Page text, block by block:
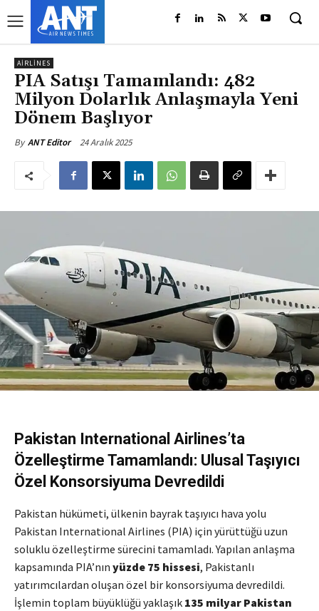
AIRLINES
PIA Satışı Tamamlandı: 482
Milyon Dolarlık Anlaşmayla Yeni
Dönem Başlıyor
By ANT Editor 24 Aralık 2025
Pakistan International Airlines’ta
Özelleştirme Tamamlandı: Ulusal Taşıyıcı
Özel Konsorsiyuma Devredildi
Pakistan hükümeti, ülkenin bayrak taşıyıcı hava yolu
Pakistan International Airlines (PIA) için yürüttüğü uzun
soluklu özelleştirme sürecini tamamladı. Yapılan anlaşma
kapsamında PIA’nın yüzde 75 hissesi, Pakistanlı
yatırımcılardan oluşan özel bir konsorsiyuma devredildi.
İşlemin toplam büyüklüğü yaklaşık 135 milyar Pakistan